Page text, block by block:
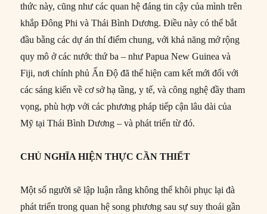
thức này, cũng như các quan hệ đáng tin cậy của mình trên
khắp Đông Phi và Thái Bình Dương. Điều này có thể bắt
đầu bằng các dự án thí điểm chung, với khả năng mở rộng
quy mô ở các nước thứ ba – như Papua New Guinea và
Fiji, nơi chính phủ Ấn Độ đã thể hiện cam kết mới đối với
các sáng kiến về cơ sở hạ tầng, y tế, và công nghệ đầy tham
vọng, phù hợp với các phương pháp tiếp cận lâu dài của
Mỹ tại Thái Bình Dương – và phát triển từ đó.
CHỦ NGHĨA HIỆN THỰC CẦN THIẾT
Một số người sẽ lập luận rằng không thể khôi phục lại đà
phát triển trong quan hệ song phương sau sự suy thoái gần